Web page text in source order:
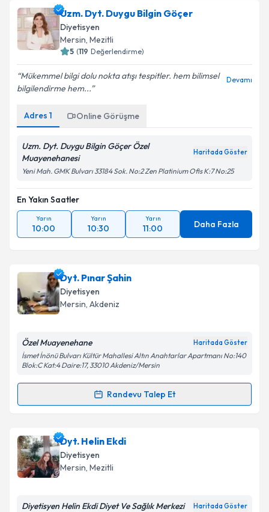
Uzm. Dyt. Duygu Bilgin Göçer
Diyetisyen
Mersin, Mezitli
5 (119 Değerlendirme)
Mükemmel bilgi dolu nokta atışı tespitler. hem bilimsel
bilgilendirme hem...
Devamı
Adres 1 Online Görüşme
Uzm. Dyt. Duygu Bilgin Göçer Özel
Muayenehanesi
Haritada Göster
Yeni Mah. GMK Bulvarı 33184 Sok. No:2 Zen Platinium Ofis K:7 No:25
En Yakın Saatler
Yarın
10:00
Yarın
10:30
Yarın
11:00 Daha Fazla
Dyt. Pınar Şahin
Diyetisyen
Mersin, Akdeniz
Özel Muayenehane Haritada Göster
İsmet İnönü Bulvarı Kültür Mahallesi Altın Anahtarlar Apartmanı No:140
Blok:C Kat:4 Daire:17, 33010 Akdeniz/Mersin
Randevu Talep Et
Randevu Takvimi Talebi
Dyt. Pınar Şahiniçin randevu takvimi talebi oluşturun.
Size bu uzmandan randevu almanız için bir takvim
hazırlandığında e-posta ile bilgilendireceğiz.
Dyt. Helin Ekdi
Diyetisyen
Mersin, Mezitli
Diyetisyen Helin Ekdi Diyet Ve Sağlık Merkezi Haritada Göster